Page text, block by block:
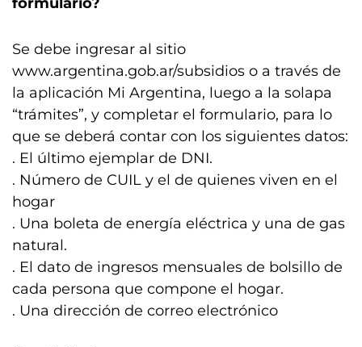
Se debe ingresar al sitio
www.argentina.gob.ar/subsidios o a través de
la aplicación Mi Argentina, luego a la solapa
“trámites”, y completar el formulario, para lo
que se deberá contar con los siguientes datos:
. El último ejemplar de DNI.
. Número de CUIL y el de quienes viven en el
hogar
. Una boleta de energía eléctrica y una de gas
natural.
. El dato de ingresos mensuales de bolsillo de
cada persona que compone el hogar.
. Una dirección de correo electrónico